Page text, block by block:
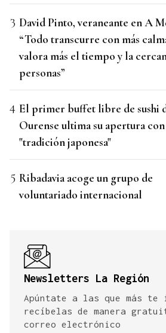
David Pinto, veraneante en A
“Todo transcurre con más
valora más el tiempo y la
personas”
El primer buffet libre de sushi
Ourense ultima su apertura
"tradición japonesa"
Ribadavia acoge un grupo de
voluntariado internacional
Newsletters La Región
Apúntate a las que más te
recíbelas de manera
correo electrónico